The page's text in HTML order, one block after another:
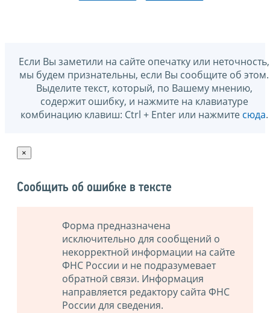
Если Вы заметили на сайте опечатку или неточность,
мы будем признательны, если Вы сообщите об этом.
Выделите текст, который, по Вашему мнению,
содержит ошибку, и нажмите на клавиатуре
комбинацию клавиш: Ctrl + Enter или нажмите сюда.
×
Сообщить об ошибке в тексте
Форма предназначена
исключительно для сообщений о
некорректной информации на сайте
ФНС России и не подразумевает
обратной связи. Информация
направляется редактору сайта ФНС
России для сведения.